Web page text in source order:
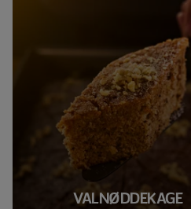
VALNØDDEKAGE